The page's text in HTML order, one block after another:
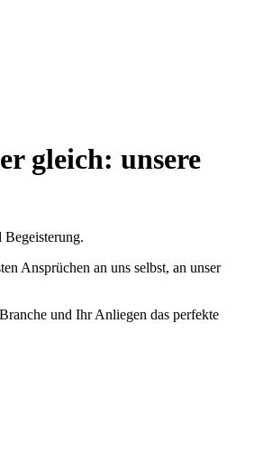
gleich: unsere
Ansprüchen an uns selbst, an unser
und Ihr Anliegen das perfekte